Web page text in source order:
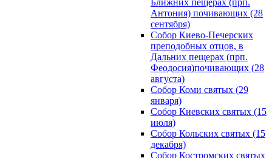
Ближних пещерах (прп.
Антония) почивающих (28
сентября)
Собор Киево-Печерских
преподобных отцов, в
Дальних пещерах (прп.
Феодосия)почивающих (28
августа)
Собор Коми святых (29
января)
Собор Киевских святых (15
июля)
Собор Кольских святых (15
декабря)
Собор Костромских святых